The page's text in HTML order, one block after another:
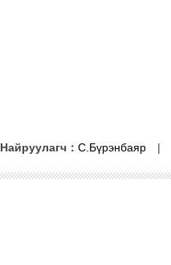
Найруулагч： С.Бүрэнбаяр |